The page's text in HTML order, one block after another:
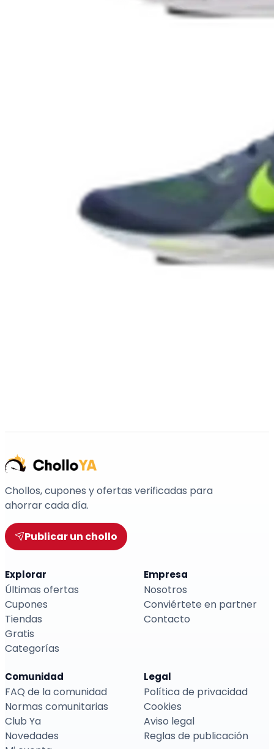
Chollos, cupones y ofertas verificadas para
ahorrar cada día.
Publicar un chollo
Explorar
Últimas ofertas
Cupones
Tiendas
Gratis
Categorías
Empresa
Nosotros
Conviértete en partner
Contacto
Comunidad
FAQ de la comunidad
Normas comunitarias
Club Ya
Novedades
Legal
Política de privacidad
Cookies
Aviso legal
Reglas de publicación